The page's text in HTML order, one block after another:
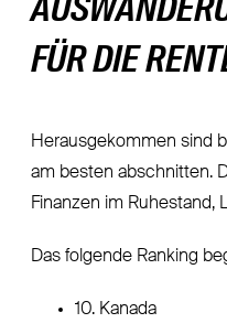
FÜR DIE
Herausgekommen sind
am besten abschnitten.
Finanzen im Ruhestand,
Das folgende Ranking
10. Kanada